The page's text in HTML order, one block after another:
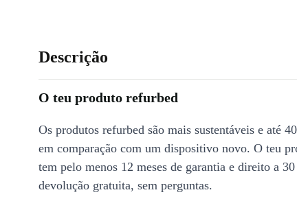
Descrição
O teu produto refurbed
Os produtos refurbed são mais sustentáveis e até
em comparação com um dispositivo novo. O teu
tem pelo menos 12 meses de garantia e direito a
devolução gratuita, sem perguntas.